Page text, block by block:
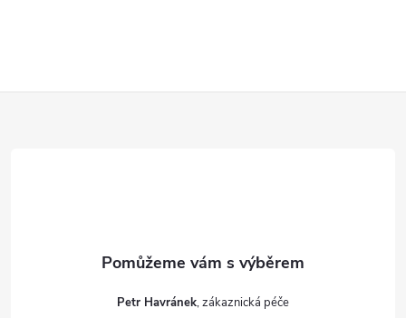
Petr Havránek